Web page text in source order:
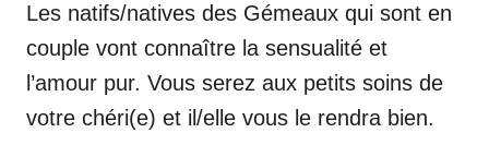
Les natifs/natives des Gémeaux qui sont en
couple vont connaître la sensualité et
l’amour pur. Vous serez aux petits soins de
votre chéri(e) et il/elle vous le rendra bien.